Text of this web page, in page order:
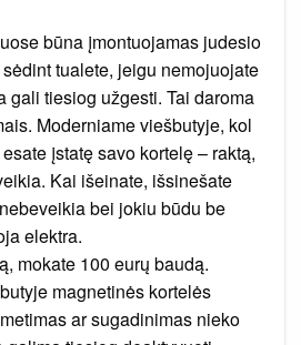
būna įmontuojamas judesio
tualete, jeigu nemojuojate
gali tiesiog užgesti. Tai daroma
Moderniame viešbutyje, kol
įstatę savo kortelę – raktą,
Kai išeinate, išsinešate
bei jokiu būdu be
elektra.
mokate 100 eurų baudą.
magnetinės kortelės
ar sugadinimas nieko